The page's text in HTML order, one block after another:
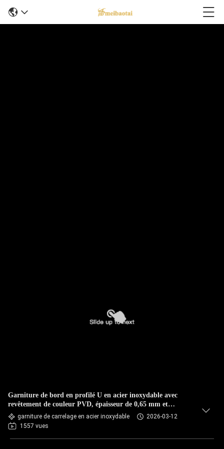
Garniture de bord en profilé U en acier inoxydable avec
revêtement de couleur PVD, épaisseur de 0,65 mm et
longueur de 2438 mm/3048 mm
garniture de carrelage en acier inoxydable
2026-03-12
1557 vues